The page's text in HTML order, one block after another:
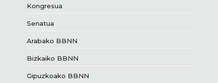
Kongresua
Senatua
Arabako BBNN
Bizkaiko BBNN
Gipuzkoako BBNN